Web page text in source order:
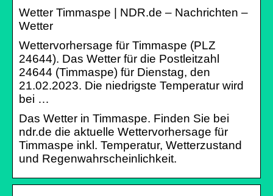
Wetter Timmaspe | NDR.de – Nachrichten –
Wetter
Wettervorhersage für Timmaspe (PLZ
24644). Das Wetter für die Postleitzahl
24644 (Timmaspe) für Dienstag, den
21.02.2023. Die niedrigste Temperatur wird
bei …
Das Wetter in Timmaspe. Finden Sie bei
ndr.de die aktuelle Wettervorhersage für
Timmaspe inkl. Temperatur, Wetterzustand
und Regenwahrscheinlichkeit.